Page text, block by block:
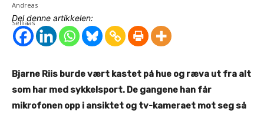
Del denne artikkelen:
Bjarne Riis burde vært kastet på hue og ræva ut fra alt
som har med sykkelsport. De gangene han får
mikrofonen opp i ansiktet og tv-kameraet mot seg så